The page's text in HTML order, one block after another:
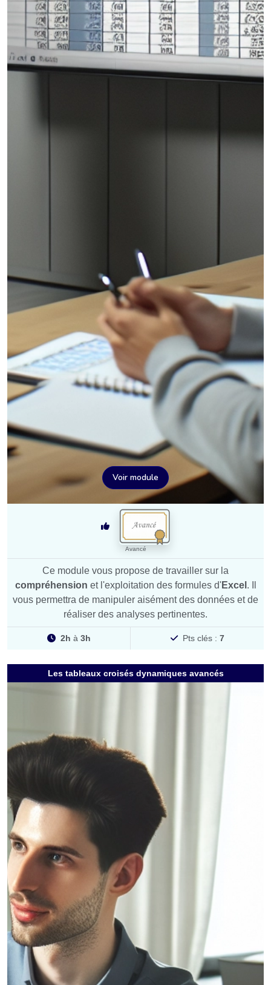
Voir module
Avancé
Ce module vous propose de travailler sur la
compréhension et l'exploitation des formules d'Excel . Il
vous permettra de manipuler aisément des données et de
réaliser des analyses pertinentes.
2h à 3h Pts clés : 7
Les tableaux croisés dynamiques avancés